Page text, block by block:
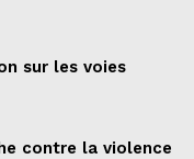
sur les voies
contre la violence